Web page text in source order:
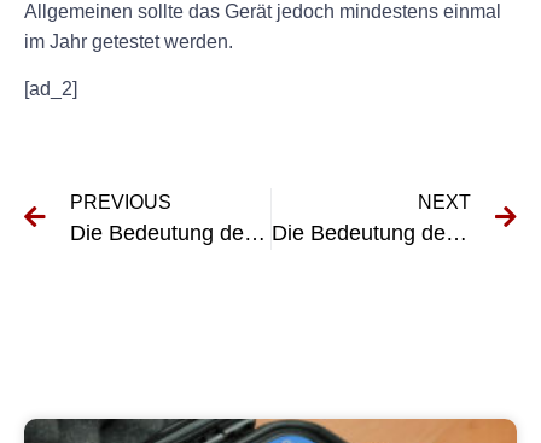
Allgemeinen sollte das Gerät jedoch mindestens einmal
im Jahr getestet werden.
[ad_2]
PREVIOUS
Die Bedeutung der Kleingeräteprüfung VDE für die elektrische Sicherheit verstehen
NEXT
Die Bedeutung der UVV-Prüfung für die Fahrzeugsicherheit